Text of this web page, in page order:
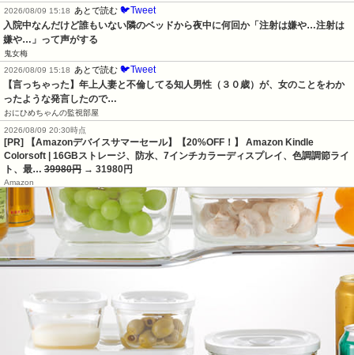
2026/08/09 15:18
あとで読む 🐦Tweet
入院中なんだけど誰もいない隣のベッドから夜中に何回か「注射は嫌や…注射は
嫌や…」って声がする
鬼女梅
2026/08/09 15:18
あとで読む 🐦Tweet
【言っちゃった】年上人妻と不倫してる知人男性（３０歳）が、女のことをわか
ったような発言したので…
おにひめちゃんの監視部屋
2026/08/09 20:30時点
[PR] 【Amazonデバイスサマーセール】【20%OFF！】 Amazon Kindle
Colorsoft | 16GBストレージ、防水、7インチカラーディスプレイ、色調調節ライ
ト、最… 39980円 → 31980円
Amazon